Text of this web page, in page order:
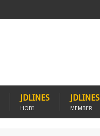
JDLINES
HOBI
JDLINES
MEMBER